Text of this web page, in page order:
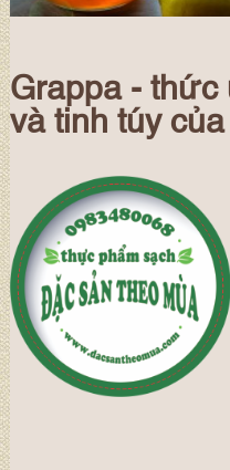
Grappa - thức
và tinh túy